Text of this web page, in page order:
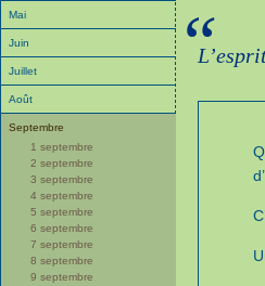
Mai
Juin
Juillet
Août
Septembre
1 septembre
2 septembre
3 septembre
4 septembre
5 septembre
6 septembre
7 septembre
8 septembre
9 septembre
“